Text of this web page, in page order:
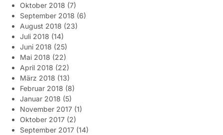
Oktober 2018 (7)
September 2018 (6)
August 2018 (23)
Juli 2018 (14)
Juni 2018 (25)
Mai 2018 (22)
April 2018 (22)
März 2018 (13)
Februar 2018 (8)
Januar 2018 (5)
November 2017 (1)
Oktober 2017 (2)
September 2017 (14)